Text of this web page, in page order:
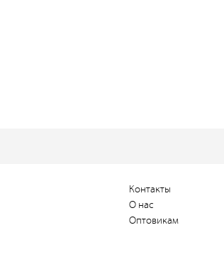
Контакты
О нас
Оптовикам